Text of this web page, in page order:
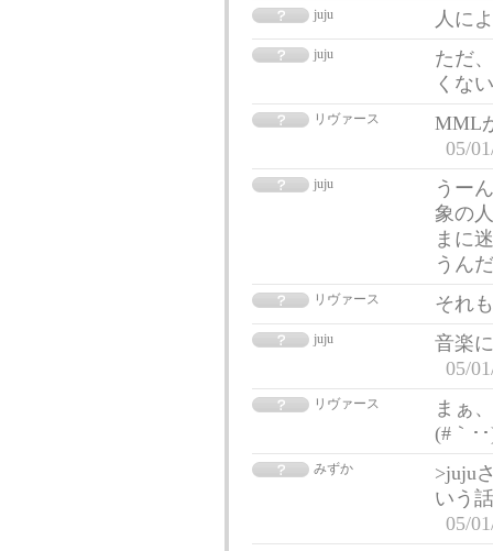
juju 人に
juju
ただ
くな
リヴァース
MML
05/
juju
うー
象の
まに
うん
リヴァース それ
juju
音楽
05/
リヴァース
まぁ
(#｀･
みずか
>juju
いう
05/